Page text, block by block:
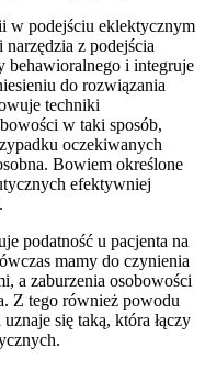
w podejściu eklektycznym
narzędzia z podejścia
behawioralnego i integruje
do rozwiązania
techniki
w taki sposób,
oczekiwanych
Bowiem określone
efektywniej
podatność u pacjenta na
mamy do czynienia
a zaburzenia osobowości
Z tego również powodu
się taką, która łączy